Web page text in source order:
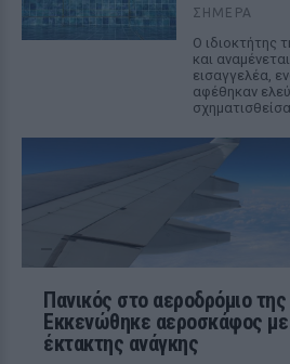
ΣΉΜΕΡΑ
Ο ιδιοκτήτης
και
εισαγγελέα,
αφέθηκαν
Πανικός στο αεροδρόμιο
Εκκενώθηκε αεροσκάφος
έκτακτης ανάγκης